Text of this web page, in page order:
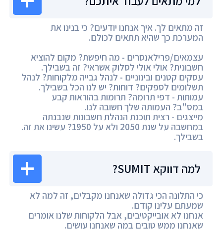
זה מתאים לך. איך אנחנו יודעים? כי בנינו את
המערכת כך שהיא תתאים לכולם.
עצמאים/פרילאנסרים - מה חיפשת? מקום להוציא
חשבונית? אולי אולי לסלוק אשראי? זה בשבילך.
עסקים קטנים ובינוניים - לנהל גבייה מלקוחות? לנהל
תשלומים לספקים? דוחות? יש לנו הכל בשבילך.
עמותות - דפי תרומה? תרומות בהוראות קבע
במס"ב? העמותה שלך חשובה לנו.
מייצגים - רצית תוכנת הנהלת חשבונות שנבנתה
במחשבה על שנת 2050 ולא על 1950? עשינו את זה.
בשבילך.
למה דווקא SUMIT?
כי התלונה הכי גדולה שאנחנו מקבלים, זה למה לא
שמעתם עלינו קודם.
אנחנו לא אובייקטיבים, אבל הלקוחות שלנו אומרים
שאנחנו ממש טובים במה שאנחנו עושים.